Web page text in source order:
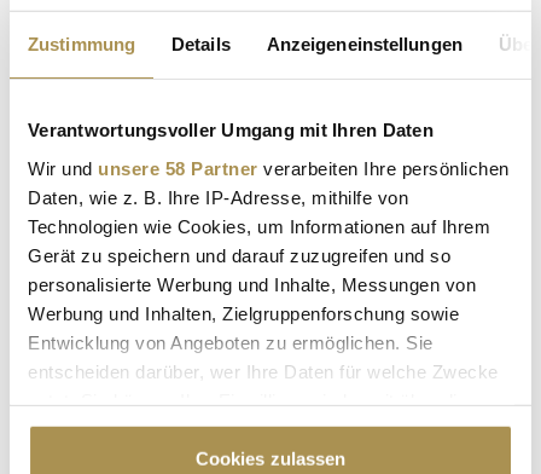
Zustimmung Details Anzeigeneinstellungen
Verantwortungsvoller Umgang mit Ihren Daten
Wir und unsere 58 Partner verarbeiten Ihre persönlichen
Daten, wie z. B. Ihre IP-Adresse, mithilfe von
Technologien wie Cookies, um Informationen auf Ihrem
Gerät zu speichern und darauf zuzugreifen und so
personalisierte Werbung und Inhalte, Messungen von
Werbung und Inhalten, Zielgruppenforschung sowie
Entwicklung von Angeboten zu ermöglichen. Sie
entscheiden darüber, wer Ihre Daten für welche Zwecke
Cookie-Erklärung oder durch Klicken auf das Privacy
Trigger Symbol ändern oder widerrufen
Cookies zulassen